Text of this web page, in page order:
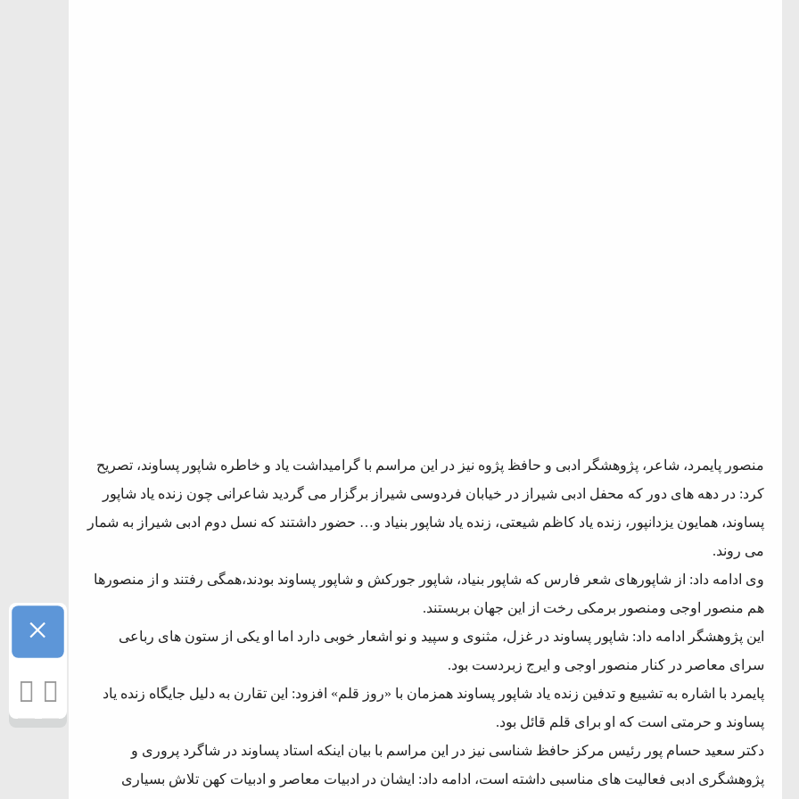
منصور پایمرد، شاعر، پژوهشگر ادبی و حافظ پژوه نیز در این مراسم با گرامیداشت یاد و خاطره شاپور پساوند، تصریح
کرد: در دهه های دور که محفل ادبی شیراز در خیابان فردوسی شیراز برگزار می گردید شاعرانی چون زنده یاد شاپور
پساوند، همایون یزدانپور، زنده یاد کاظم شیعتی، زنده یاد شاپور بنیاد و… حضور داشتند که نسل دوم ادبی شیراز به شمار
می روند.
وی ادامه داد: از شاپورهای شعر فارس که شاپور بنیاد، شاپور جورکش و شاپور پساوند بودند،همگی رفتند و از منصورها
هم منصور اوجی ومنصور برمکی رخت از این جهان بربستند.
این پژوهشگر ادامه داد: شاپور پساوند در غزل، مثنوی و سپید و نو اشعار خوبی دارد اما او یکی از ستون های رباعی‌
سرای معاصر در کنار منصور اوجی و ایرج زبردست بود.
پایمرد با اشاره به تشییع و تدفین زنده یاد شاپور پساوند همزمان با «روز قلم» افزود: این تقارن به دلیل جایگاه زنده یاد
پساوند و حرمتی است که او برای قلم قائل بود.
دکتر سعید حسام پور رئیس مرکز حافظ شناسی نیز در این مراسم با بیان اینکه استاد پساوند در شاگرد پروری و
پژوهشگری ادبی فعالیت های مناسبی داشته است، ادامه داد: ایشان در ادبیات معاصر و ادبیات کهن تلاش بسیاری
×